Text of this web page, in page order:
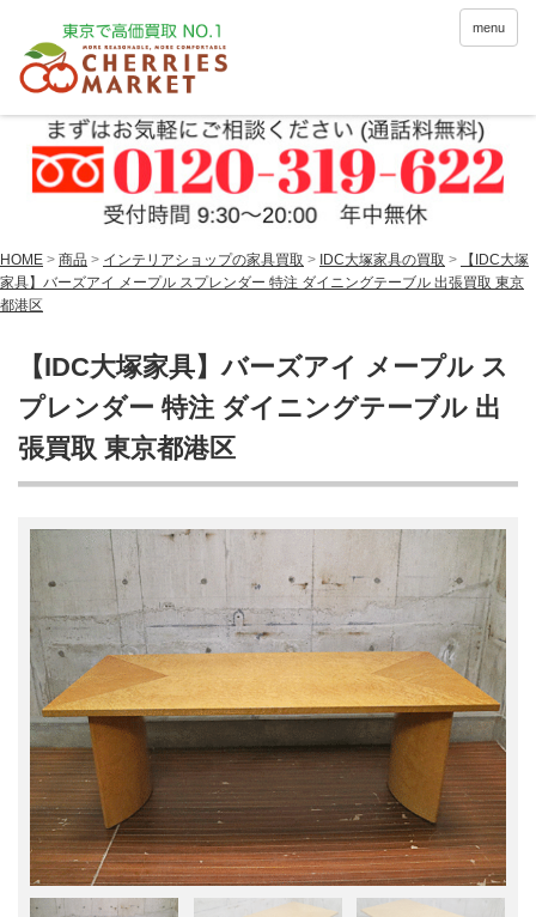
menu
HOME > 商品 > インテリアショップの家具買取 > IDC大塚家具の買取 >
【IDC大塚
家具】バーズアイ メープル スプレンダー 特注 ダイニングテーブル 出張買取 東京
都港区
【IDC大塚家具】バーズアイ メープル ス
プレンダー 特注 ダイニングテーブル 出
張買取 東京都港区